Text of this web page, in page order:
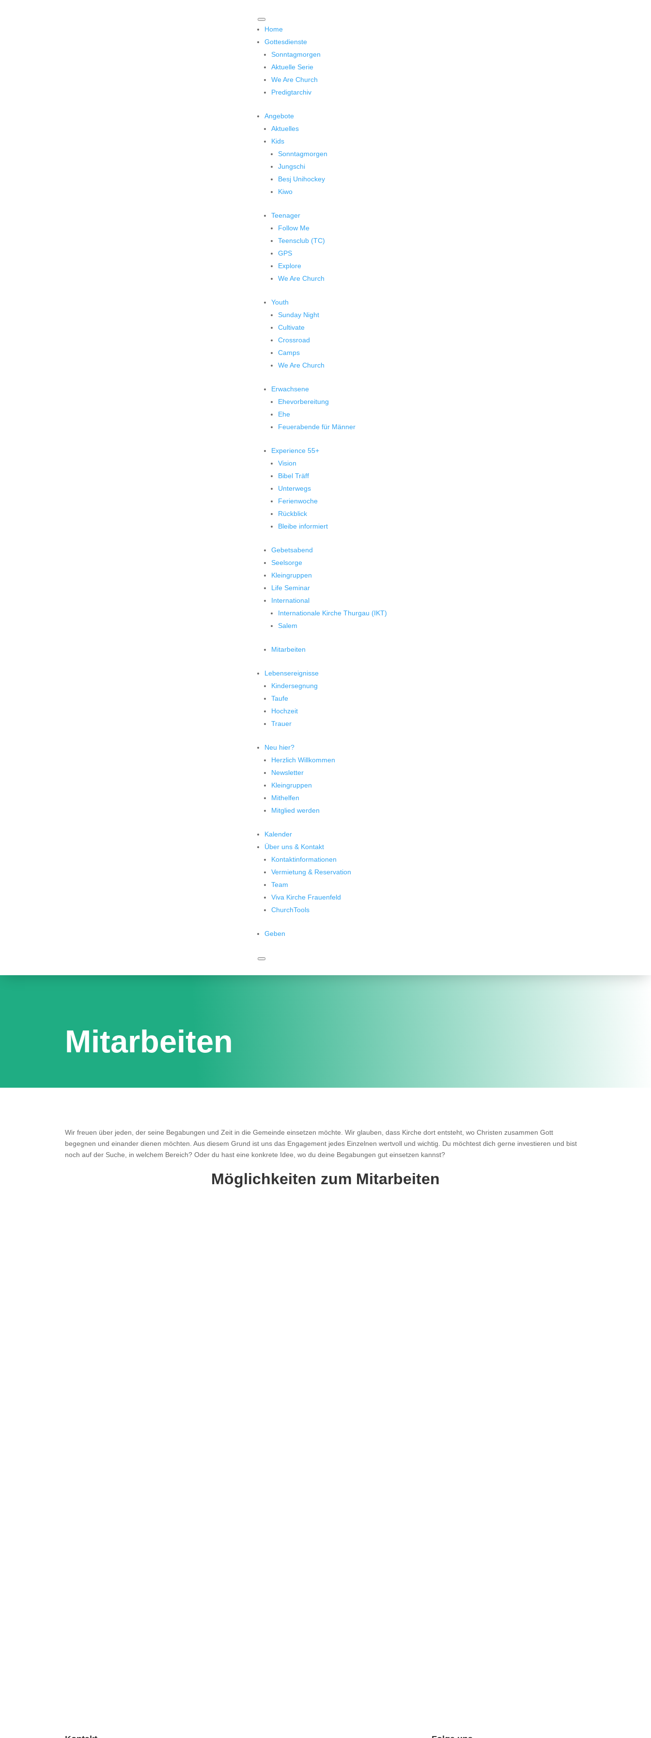
Home
Gottesdienste
Sonntagmorgen
Aktuelle Serie
We Are Church
Predigtarchiv
Angebote
Aktuelles
Kids
Sonntagmorgen
Jungschi
Besj Unihockey
Kiwo
Teenager
Follow Me
Teensclub (TC)
GPS
Explore
We Are Church
Youth
Sunday Night
Cultivate
Crossroad
Camps
We Are Church
Erwachsene
Ehevorbereitung
Ehe
Feuerabende für Männer
Experience 55+
Vision
Bibel Träff
Unterwegs
Ferienwoche
Rückblick
Bleibe informiert
Gebetsabend
Seelsorge
Kleingruppen
Life Seminar
International
Internationale Kirche Thurgau (IKT)
Salem
Mitarbeiten
Lebensereignisse
Kindersegnung
Taufe
Hochzeit
Trauer
Neu hier?
Herzlich Willkommen
Newsletter
Kleingruppen
Mithelfen
Mitglied werden
Kalender
Über uns & Kontakt
Kontaktinformationen
Vermietung & Reservation
Team
Viva Kirche Frauenfeld
ChurchTools
Geben
Mitarbeiten
Wir freuen über jeden, der seine Begabungen und Zeit in die Gemeinde einsetzen möchte. Wir glauben, dass Kirche dort entsteht, wo Christen zusammen Gott
begegnen und einander dienen möchten. Aus diesem Grund ist uns das Engagement jedes Einzelnen wertvoll und wichtig. Du möchtest dich gerne investieren und bist
noch auf der Suche, in welchem Bereich? Oder du hast eine konkrete Idee, wo du deine Begabungen gut einsetzen kannst?
Möglichkeiten zum Mitarbeiten